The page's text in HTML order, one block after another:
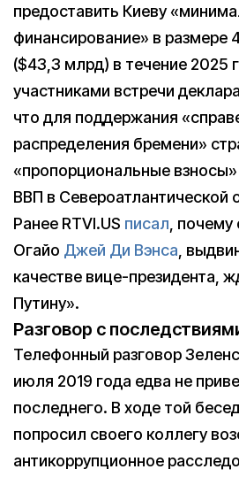
предоставить Киеву
финансирование» в размере
($43,3 млрд) в течение 2025
участниками встречи
что для поддержания
распределения бремени»
«пропорциональные
ВВП в Североатлантической
Ранее RTVI.US писал, почему
Огайо Джей Ди Вэнса,
качестве вице-президента,
Путину».
Разговор с
Телефонный разговор
июля 2019 года едва не
последнего. В ходе той
попросил своего коллегу
антикоррупционное